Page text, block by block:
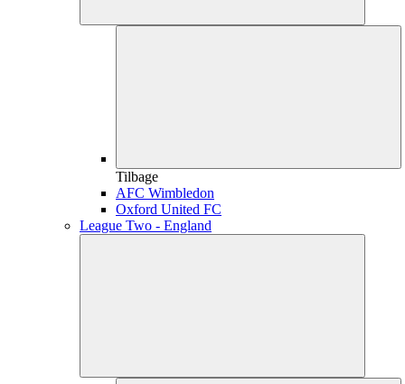
Tilbage
AFC Wimbledon
Oxford United FC
League Two - England